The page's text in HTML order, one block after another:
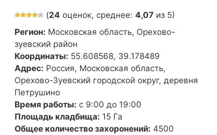
(24 оценок, среднее: 4,07 из 5)
Регион: Московская область, Орехово-
зуевский район
Координаты: 55.608568, 39.178489
Адрес: Россия, Московская область,
Орехово-Зуевский городской округ, деревня
Петрушино
Время работы: с 9:00 до 19:00
Площадь кладбища: 15 Га
Общее количество захоронений: 4500